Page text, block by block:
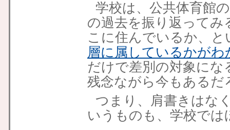
学校は、公共体育館
の過去を振り返ってみ
こに住んでいるか、
層に属しているかがわ
だけで差別の対象に
残念ながら今もあるだ
つまり、肩書きはな
いうものも、学校で